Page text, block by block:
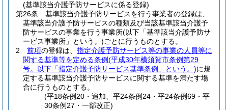
(基準該当介護予防サービスに係る登録)
第26条
基準該当介護予防サービスを行う事業者の登録は、
基準該当介護予防サービスの種類及び当該基準該当介護予
防サービスの事業を行う事業所(以下「基準該当介護予防サ
ービス事業所」という。)ごとに行うものとする。
2
前項の登録は、 指定介護予防サービス等の事業の人員等に
関する基準等を定める条例(平成30年横須賀市条例第29
号。以下「指定介護予防サービス基準条例」という。)に規
定する基準該当介護予防サービスに関する基準を満たす場
合に行うものとする。
(平18条例20・追加、平24条例24・平24条例69・平
30条例27・一部改正)